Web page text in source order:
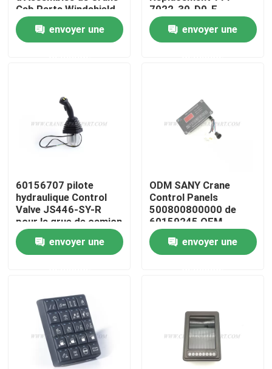
Aperçu
A propos de nous
Visite d'usine
Contact
nouvelles
Pièces de rechange de grue
Crane Electrical Parts
Cab Parts Windshield
Wiper
envoyer une
7022-30-D0-E
envoyer une
60156707 pilote
hydraulique Control
Valve JS446-SY-R
pour la grue de camion
de Sany
envoyer une
ODM SANY Crane
Control Panels
500800800000 de
60159245 OEM
envoyer une